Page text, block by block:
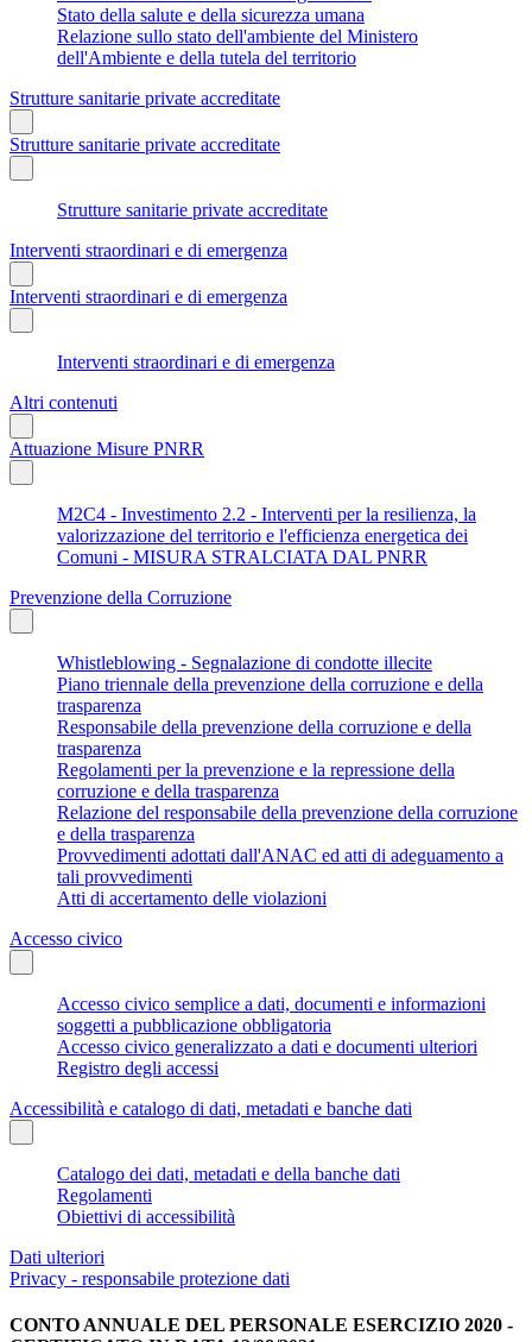
Stato della salute e della sicurezza umana
Relazione sullo stato dell'ambiente del Ministero
dell'Ambiente e della tutela del territorio
Strutture sanitarie private accreditate
Strutture sanitarie private accreditate
Strutture sanitarie private accreditate
Interventi straordinari e di emergenza
Interventi straordinari e di emergenza
Interventi straordinari e di emergenza
Altri contenuti
Attuazione Misure PNRR
M2C4 - Investimento 2.2 - Interventi per la resilienza, la
valorizzazione del territorio e l'efficienza energetica dei
Comuni - MISURA STRALCIATA DAL PNRR
Prevenzione della Corruzione
Whistleblowing - Segnalazione di condotte illecite
Piano triennale della prevenzione della corruzione e della
trasparenza
Responsabile della prevenzione della corruzione e della
trasparenza
Regolamenti per la prevenzione e la repressione della
corruzione e della trasparenza
Relazione del responsabile della prevenzione della corruzione
e della trasparenza
Provvedimenti adottati dall'ANAC ed atti di adeguamento a
tali provvedimenti
Atti di accertamento delle violazioni
Accesso civico
Accesso civico semplice a dati, documenti e informazioni
soggetti a pubblicazione obbligatoria
Accesso civico generalizzato a dati e documenti ulteriori
Registro degli accessi
Accessibilità e catalogo di dati, metadati e banche dati
Catalogo dei dati, metadati e della banche dati
Regolamenti
Obiettivi di accessibilità
Dati ulteriori
Privacy - responsabile protezione dati
CONTO ANNUALE DEL PERSONALE ESERCIZIO 2020 -